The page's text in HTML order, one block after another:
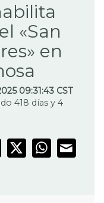
«San
en
09:31:43 CST
418 días y 4